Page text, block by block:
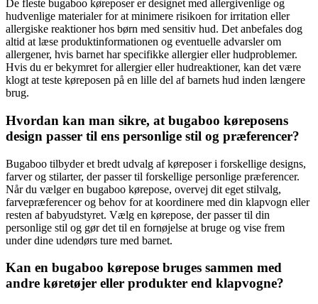
De fleste bugaboo køreposer er designet med allergivenlige og
hudvenlige materialer for at minimere risikoen for irritation eller
allergiske reaktioner hos børn med sensitiv hud. Det anbefales dog
altid at læse produktinformationen og eventuelle advarsler om
allergener, hvis barnet har specifikke allergier eller hudproblemer.
Hvis du er bekymret for allergier eller hudreaktioner, kan det være
klogt at teste køreposen på en lille del af barnets hud inden længere
brug.
Hvordan kan man sikre, at bugaboo køreposens
design passer til ens personlige stil og præferencer?
Bugaboo tilbyder et bredt udvalg af køreposer i forskellige designs,
farver og stilarter, der passer til forskellige personlige præferencer.
Når du vælger en bugaboo kørepose, overvej dit eget stilvalg,
farvepræferencer og behov for at koordinere med din klapvogn eller
resten af babyudstyret. Vælg en kørepose, der passer til din
personlige stil og gør det til en fornøjelse at bruge og vise frem
under dine udendørs ture med barnet.
Kan en bugaboo kørepose bruges sammen med
andre køretøjer eller produkter end klapvogne?